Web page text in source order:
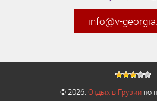
info@v-
© 2026. Отдых в Грузии по